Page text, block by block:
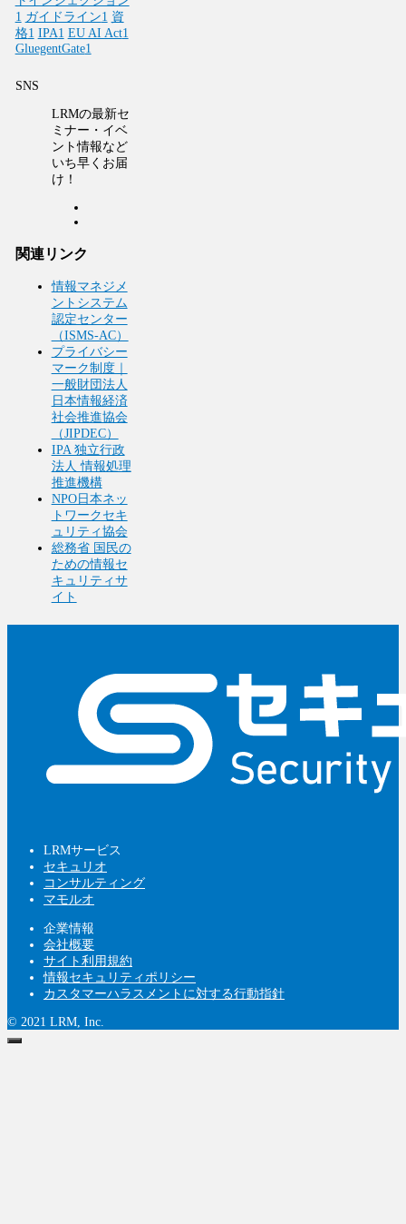
1 ガイドライン1 資
格1 IPA1 EU AI Act1
GluegentGate1
SNS
LRMの最新セ
ミナー・イベ
ント情報など
いち早くお届
け！
関連リンク
情報マネジメ
ントシステム
認定センター
（ISMS-AC）
プライバシー
マーク制度｜
一般財団法人
日本情報経済
社会推進協会
（JIPDEC）
IPA 独立行政
法人 情報処理
推進機構
NPO日本ネッ
トワークセキ
ュリティ協会
総務省 国民の
ための情報セ
キュリティサ
イト
LRMサービス
セキュリオ
コンサルティング
マモルオ
企業情報
会社概要
サイト利用規約
情報セキュリティポリシー
カスタマーハラスメントに対する行動指針
© 2021 LRM, Inc.